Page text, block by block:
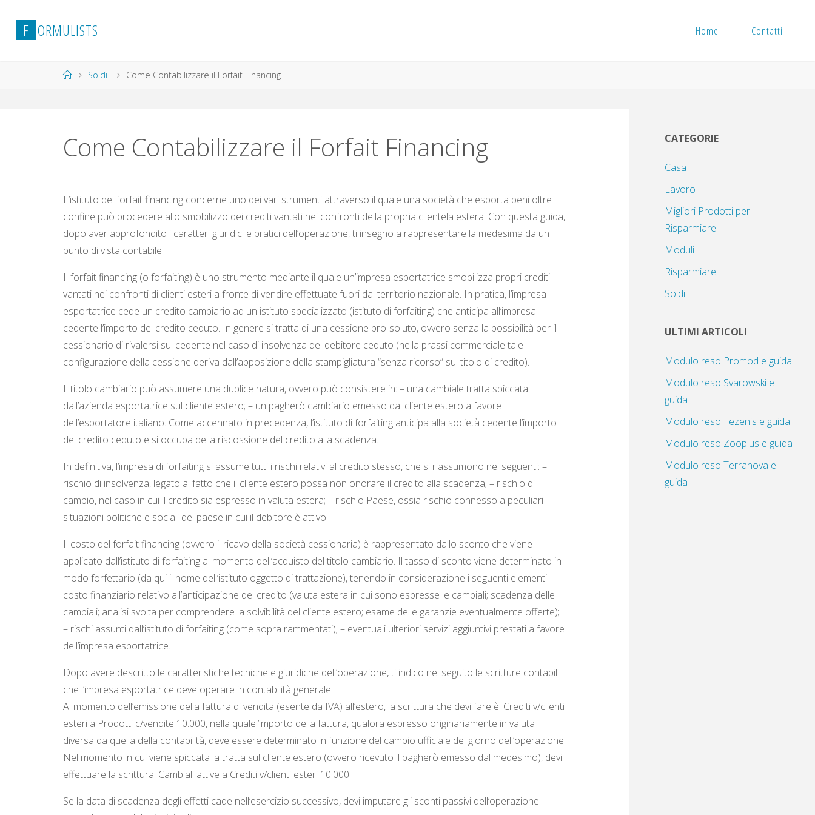
contenuto
F ORMULISTS Home Contatti
HomeSoldi Come Contabilizzare il Forfait Financing
Come Contabilizzare il Forfait Financing
L’istituto del forfait financing concerne uno dei vari strumenti attraverso il quale una società che esporta beni oltre
confine può procedere allo smobilizzo dei crediti vantati nei confronti della propria clientela estera. Con questa guida,
dopo aver approfondito i caratteri giuridici e pratici dell’operazione, ti insegno a rappresentare la medesima da un
punto di vista contabile.
Il forfait financing (o forfaiting) è uno strumento mediante il quale un’impresa esportatrice smobilizza propri crediti
vantati nei confronti di clienti esteri a fronte di vendire effettuate fuori dal territorio nazionale. In pratica, l’impresa
esportatrice cede un credito cambiario ad un istituto specializzato (istituto di forfaiting) che anticipa all’impresa
cedente l’importo del credito ceduto. In genere si tratta di una cessione pro-soluto, ovvero senza la possibilità per il
cessionario di rivalersi sul cedente nel caso di insolvenza del debitore ceduto (nella prassi commerciale tale
configurazione della cessione deriva dall’apposizione della stampigliatura “senza ricorso” sul titolo di credito).
Il titolo cambiario può assumere una duplice natura, ovvero può consistere in: – una cambiale tratta spiccata
dall’azienda esportatrice sul cliente estero; – un pagherò cambiario emesso dal cliente estero a favore
dell’esportatore italiano. Come accennato in precedenza, l’istituto di forfaiting anticipa alla società cedente l’importo
del credito ceduto e si occupa della riscossione del credito alla scadenza.
In definitiva, l’impresa di forfaiting si assume tutti i rischi relativi al credito stesso, che si riassumono nei seguenti: –
rischio di insolvenza, legato al fatto che il cliente estero possa non onorare il credito alla scadenza; – rischio di
cambio, nel caso in cui il credito sia espresso in valuta estera; – rischio Paese, ossia rischio connesso a peculiari
situazioni politiche e sociali del paese in cui il debitore è attivo.
Il costo del forfait financing (ovvero il ricavo della società cessionaria) è rappresentato dallo sconto che viene
applicato dall’istituto di forfaiting al momento dell’acquisto del titolo cambiario. Il tasso di sconto viene determinato in
modo forfettario (da qui il nome dell’istituto oggetto di trattazione), tenendo in considerazione i seguenti elementi: –
costo finanziario relativo all’anticipazione del credito (valuta estera in cui sono espresse le cambiali; scadenza delle
cambiali; analisi svolta per comprendere la solvibilità del cliente estero; esame delle garanzie eventualmente offerte);
– rischi assunti dall’istituto di forfaiting (come sopra rammentati); – eventuali ulteriori servizi aggiuntivi prestati a favore
dell’impresa esportatrice.
Dopo avere descritto le caratteristiche tecniche e giuridiche dell’operazione, ti indico nel seguito le scritture contabili
che l’impresa esportatrice deve operare in contabilità generale.
Al momento dell’emissione della fattura di vendita (esente da IVA) all’estero, la scrittura che devi fare è: Crediti v/clienti
esteri a Prodotti c/vendite 10.000, nella qualel’importo della fattura, qualora espresso originariamente in valuta
diversa da quella della contabilità, deve essere determinato in funzione del cambio ufficiale del giorno dell’operazione.
Nel momento in cui viene spiccata la tratta sul cliente estero (ovvero ricevuto il pagherò emesso dal medesimo), devi
effettuare la scrittura: Cambiali attive a Crediti v/clienti esteri 10.000
Se la data di scadenza degli effetti cade nell’esercizio successivo, devi imputare gli sconti passivi dell’operazione
CATEGORIE
Casa
Lavoro
Migliori Prodotti per
Risparmiare
Moduli
Risparmiare
Soldi
ULTIMI ARTICOLI
Modulo reso Promod e guida
Modulo reso Svarowski e
guida
Modulo reso Tezenis e guida
Modulo reso Zooplus e guida
Modulo reso Terranova e
guida